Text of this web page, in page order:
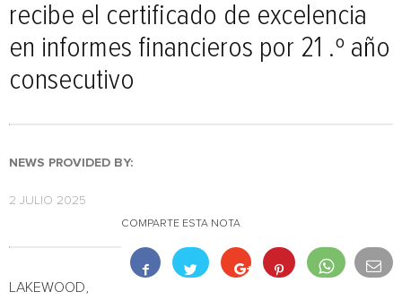
recibe el certificado de excelencia
en informes financieros por 21 .º año
consecutivo
NEWS PROVIDED BY:
2 JULIO 2025
COMPARTE ESTA NOTA
LAKEWOOD,